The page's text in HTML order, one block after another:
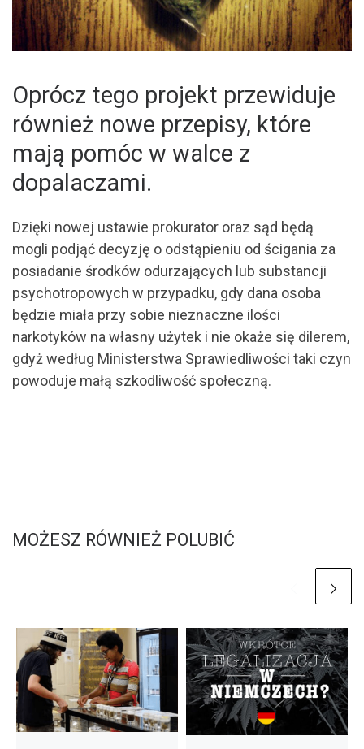
Oprócz tego projekt przewiduje
również nowe przepisy, które
mają pomóc w walce z
dopalaczami.
Dzięki nowej ustawie prokurator oraz sąd będą
mogli podjąć decyzję o odstąpieniu od ścigania za
posiadanie środków odurzających lub substancji
psychotropowych w przypadku, gdy dana osoba
będzie miała przy sobie nieznaczne ilości
narkotyków na własny użytek i nie okaże się dilerem,
gdyż według Ministerstwa Sprawiedliwości taki czyn
powoduje małą szkodliwość społeczną.
MOŻESZ RÓWNIEŻ POLUBIĆ